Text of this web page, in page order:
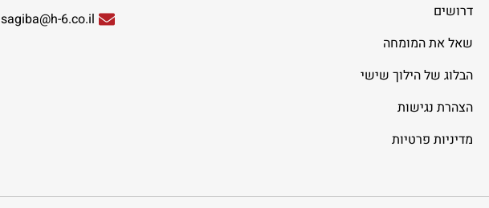
דרושים
שאל את המומחה
הבלוג של הילוך שישי
הצהרת נגישות
מדיניות פרטיות
sagiba@h-6.co.il